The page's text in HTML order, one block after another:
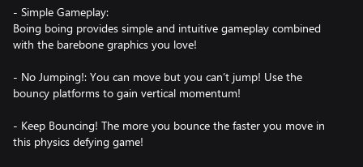
- Simple Gameplay:
Boing boing provides simple and intuitive gameplay combined
with the barebone graphics you love!
- No Jumping!: You can move but you can’t jump! Use the
bouncy platforms to gain vertical momentum!
- Keep Bouncing! The more you bounce the faster you move in
this physics defying game!